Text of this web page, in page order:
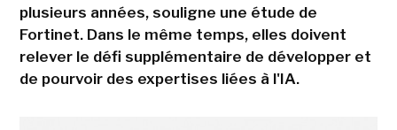
plusieurs années, souligne une étude de
Fortinet. Dans le même temps, elles doivent
relever le défi supplémentaire de développer et
de pourvoir des expertises liées à l'IA.